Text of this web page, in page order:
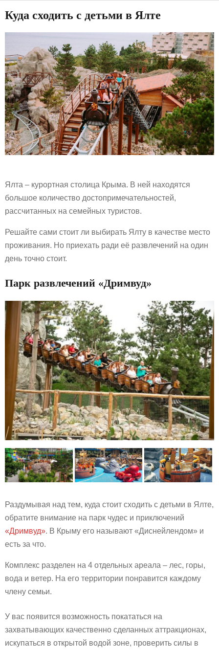
Куда сходить с детьми в Ялте
Ялта – курортная столица Крыма. В ней находятся
большое количество достопримечательностей,
рассчитанных на семейных туристов.
Решайте сами стоит ли выбирать Ялту в качестве место
проживания. Но приехать ради её развлечений на один
день точно стоит.
Парк развлечений «Дримвуд»
Раздумывая над тем, куда стоит сходить с детьми в Ялте,
обратите внимание на парк чудес и приключений
«Дримвуд». В Крыму его называют «Диснейлендом» и
есть за что.
Комплекс разделен на 4 отдельных ареала – лес, горы,
вода и ветер. На его территории понравится каждому
члену семьи.
У вас появится возможность покататься на
захватывающих качественно сделанных аттракционах,
искупаться в открытой водой зоне, проверить силы в